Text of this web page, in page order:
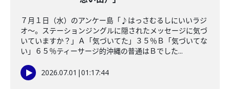
７月１日（水）のアンケー島「♪はっさむるしにいいラジ
オ〜。ステーションジングルに隠されたメッセージに気づ
いていますか？」Ａ「気づいてた」３５％Ｂ「気づいてな
い」６５％ティーサージ的沖縄の普通はＢでした...
2026.07.01 |01:17:44